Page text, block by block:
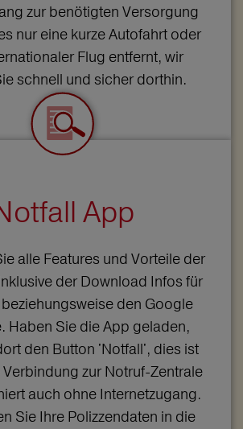
zur benötigten Versorgung
nur eine kurze Autofahrt oder
Flug entfernt, wir
schnell und sicher dorthin.
App
alle Features und Vorteile der
der Download Infos für
den Google
Haben Sie die App geladen,
den Button 'Notfall', dies ist
zur Notruf-Zentrale
auch ohne Internetzugang.
Sie Ihre Polizzendaten in die